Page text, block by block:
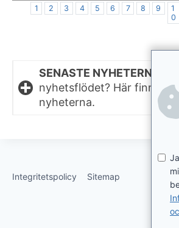
1 2 3 4 5 6 7 8 9
1
0
SENASTE NYHETERNA.
nyhetsflödet? Här finns de
nyheterna.
Integritetspolicy Sitemap